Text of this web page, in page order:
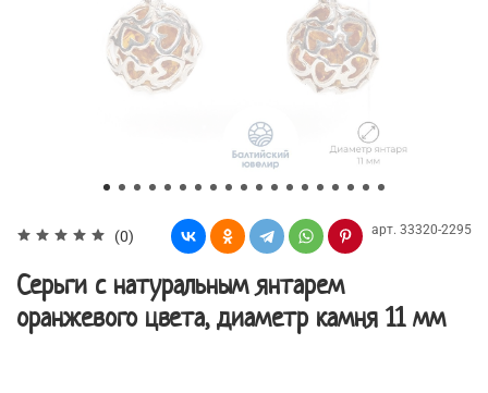
(0) арт. 33320-2295
Серьги с натуральным янтарем
оранжевого цвета, диаметр камня 11 мм